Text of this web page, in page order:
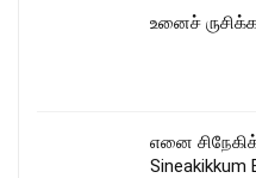
உனைச்
எனை
Sineakikkum